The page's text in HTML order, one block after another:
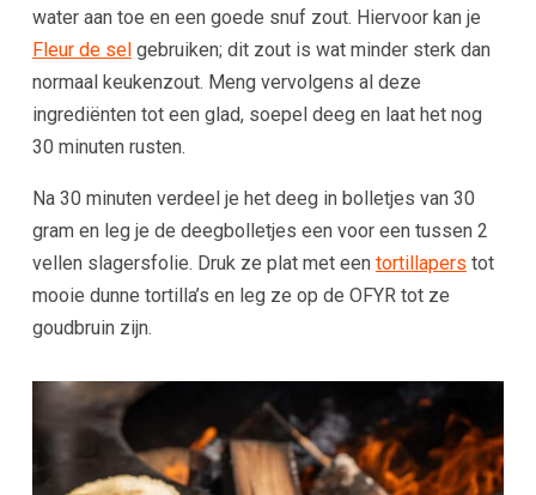
water aan toe en een goede snuf zout. Hiervoor kan je
Fleur de selgebruiken; dit zout is wat minder sterk dan
normaal keukenzout. Meng vervolgens al deze
ingrediënten tot een glad, soepel deeg en laat het nog
30 minuten rusten.
Na 30 minuten verdeel je het deeg in bolletjes van 30
gram en leg je de deegbolletjes een voor een tussen 2
vellen slagersfolie. Druk ze plat met een tortillapers tot
mooie dunne tortilla’s en leg ze op de OFYR tot ze
goudbruin zijn.